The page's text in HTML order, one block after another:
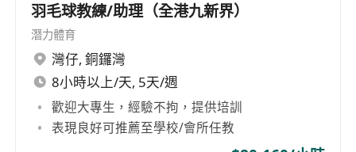
羽毛球教練/助理（全港九新界）
潛力體育
灣仔, 銅鑼灣
8小時以上/天, 5天/週
歡迎大專生，經驗不拘，提供培訓
表現良好可推薦至學校/會所任教